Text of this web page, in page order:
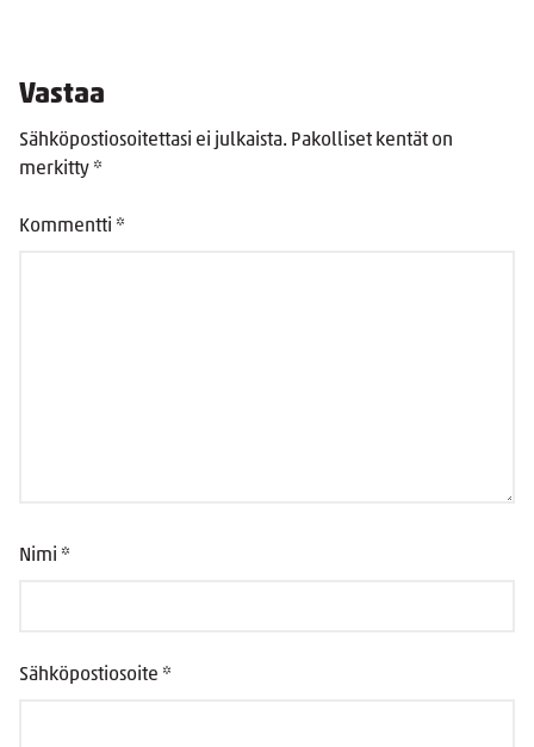
Vastaa
Sähköpostiosoitettasi ei julkaista. Pakolliset kentät on
merkitty *
Kommentti *
Nimi *
Sähköpostiosoite *